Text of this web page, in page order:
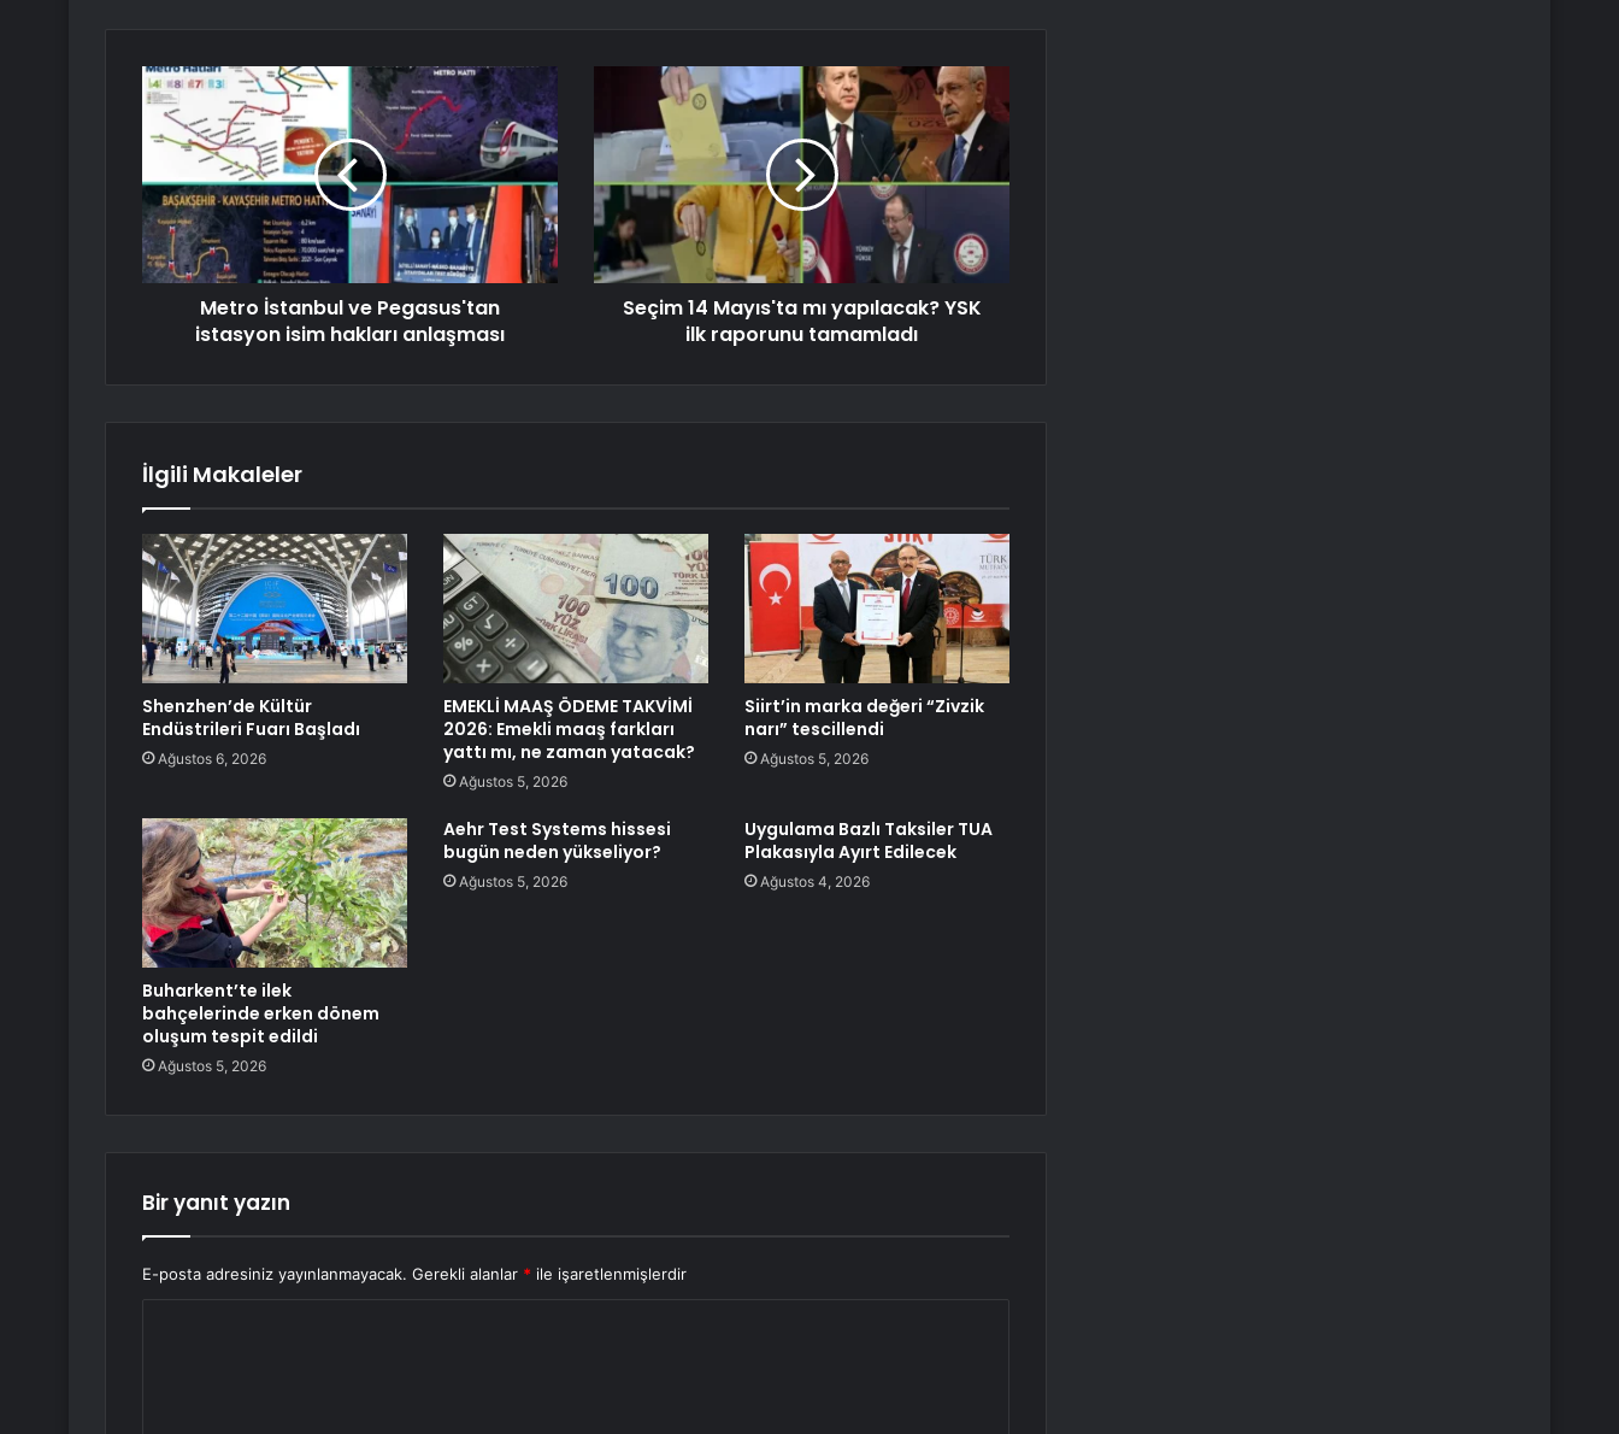
Metro İstanbul ve Pegasus'tan
istasyon isim hakları anlaşması
Seçim 14 Mayıs'ta mı yapılacak? YSK
ilk raporunu tamamladı
İlgili Makaleler
Shenzhen’de Kültür
Endüstrileri Fuarı Başladı
Ağustos 6, 2026
EMEKLİ MAAŞ ÖDEME TAKVİMİ
2026: Emekli maaş farkları
yattı mı, ne zaman yatacak?
Ağustos 5, 2026
Siirt’in marka değeri “Zivzik
narı” tescillendi
Ağustos 5, 2026
Buharkent’te ilek
bahçelerinde erken dönem
oluşum tespit edildi
Ağustos 5, 2026
Aehr Test Systems hissesi
bugün neden yükseliyor?
Ağustos 5, 2026
Uygulama Bazlı Taksiler TUA
Plakasıyla Ayırt Edilecek
Ağustos 4, 2026
Bir yanıt yazın
E-posta adresiniz yayınlanmayacak. Gerekli alanlar * ile işaretlenmişlerdir